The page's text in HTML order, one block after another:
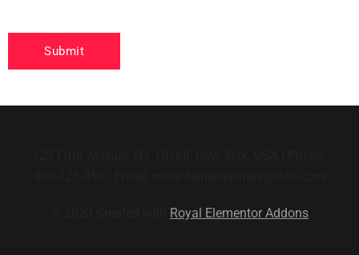
Royal Elementor Addons